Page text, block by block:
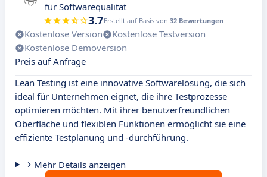
für Softwarequalität
3.7Erstellt auf Basis von 32 Bewertungen
Kostenlose Version
Kostenlose Testversion
Kostenlose Demoversion
Preis auf Anfrage
Lean Testing ist eine innovative Softwarelösung, die sich
ideal für Unternehmen eignet, die ihre Testprozesse
optimieren möchten. Mit ihrer benutzerfreundlichen
Oberfläche und flexiblen Funktionen ermöglicht sie eine
effiziente Testplanung und -durchführung.
Mehr Details anzeigen